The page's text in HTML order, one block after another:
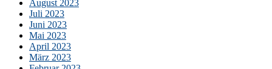
August 2023
Juli 2023
Juni 2023
Mai 2023
April 2023
März 2023